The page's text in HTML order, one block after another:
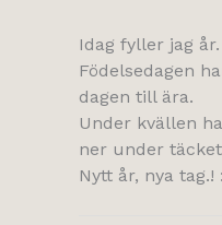
Idag fyller jag
Födelsedagen
dagen till ära.
Under kvällen
ner under
Nytt år, nya tag.!